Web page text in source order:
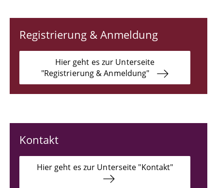
Registrierung & Anmeldung
Hier geht es zur Unterseite
"Registrierung & Anmeldung"
Kontakt
Hier geht es zur Unterseite "Kontakt"